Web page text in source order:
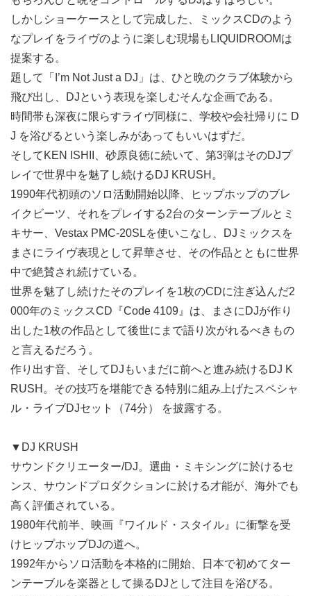
しかしショーケースとして完成した、ミックスCDのよう
なプレイをライヴのように楽しむ現場もLIQUIDROOMは
提案する。
題して「I’m Not Just a DJ」は、ひと晩のクラブ体験から
飛び出し、DJという表現を楽しむそんな企画である。
時間帯も深夜に限らすライヴ同様に、学校や会社帰りに D
J を浴びるという楽しみがあってもいいはずだ。
そしてKEN ISHII、砂原良徳に続いて、第3弾はそのDJプ
レイで世界中を魅了し続けるDJ KRUSH。
1990年代初頭のソロ活動開始以降、ヒップホップのブレ
イクビーツ、それをプレイする2台のターンテーブルとミ
キサー、Vestax PMC-20SLを使いこなし、DJミックスを
まさにライヴ表現として昇華させ、その作品とともに世界
中で絶賛され続けている。
世界を魅了し続けたそのプレイを1枚のCDに注ぎ込んだ2
000年のミックスCD『Code 4109』は、まさにDJが作り
出した1枚の作品として後世にまで語り次がれるべきもの
と言えるだろう。
作り出す音、そしてDJもいまだに前へと進み続けるDJ K
RUSH。その技巧を堪能できる特別に組み上げたスペシャ
ル・ライブDJセット（74分） を披露する。
▼DJ KRUSH
サウンドクリエーター/DJ。選曲・ミキシングに於けるセ
ンス、サウンドプロダクションに於ける才能が、海外でも
高く評価されている。
1980年代前半、映画『ワイルド・スタイル』に衝撃を受
けヒップホップDJの道へ。
1992年からソロ活動を本格的に開始、日本で初めてター
ンテーブルを楽器として操るDJとして注目を浴びる。